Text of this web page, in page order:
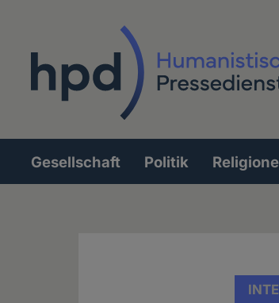
Hauptnavigation
Gesellschaft Politik